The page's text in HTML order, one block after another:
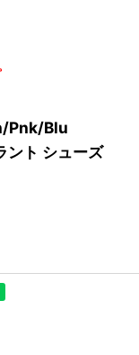
Pnk/Blu
ト シューズ